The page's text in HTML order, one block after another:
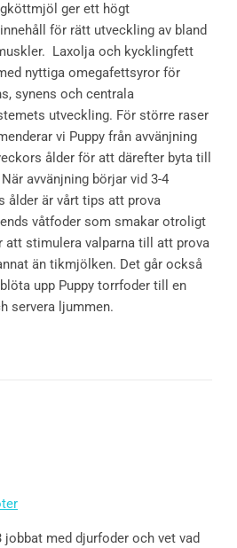
ger ett högt
för rätt utveckling av bland
Laxolja och kycklingfett
nyttiga omegafettsyror för
synens och centrala
utveckling. För större raser
vi Puppy från avvänjning
ålder för att därefter byta till
avvänjning börjar vid 3-4
ålder är vårt tips att prova
våtfoder som smakar otroligt
att stimulera valparna till att prova
än tikmjölken. Det går också
upp Puppy torrfoder till en
servera ljummen.
jobbat med djurfoder och vet vad